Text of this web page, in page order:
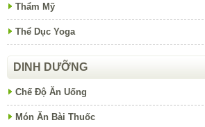
Thẩm Mỹ
Thể Dục Yoga
DINH DƯỠNG
Chế Độ Ăn Uống
Món Ăn Bài Thuốc